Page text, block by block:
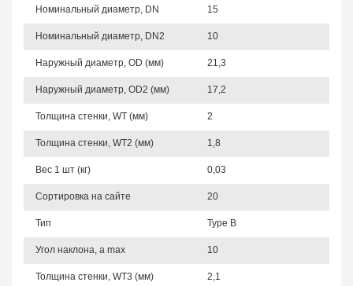
Номинальный диаметр, DN 15
Номинальный диаметр, DN2 10
Наружный диаметр, OD (мм) 21,3
Наружный диаметр, OD2 (мм) 17,2
Толщина стенки, WT (мм) 2
Толщина стенки, WT2 (мм) 1,8
Вес 1 шт (кг) 0,03
Сортировка на сайте 20
Тип Type B
Угол наклона, a max 10
Толщина стенки, WT3 (мм) 2,1